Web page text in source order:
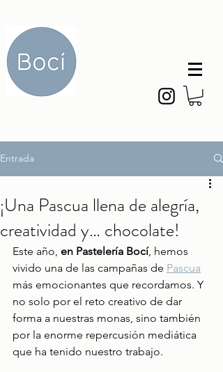
Entrada
¡Una Pascua llena de alegría,
creatividad y… chocolate!
Este año, en Pastelería Bocí, hemos
vivido una de las campañas de Pascua
más emocionantes que recordamos. Y
no solo por el reto creativo de dar
forma a nuestras monas, sino también
por la enorme repercusión mediática
que ha tenido nuestro trabajo.